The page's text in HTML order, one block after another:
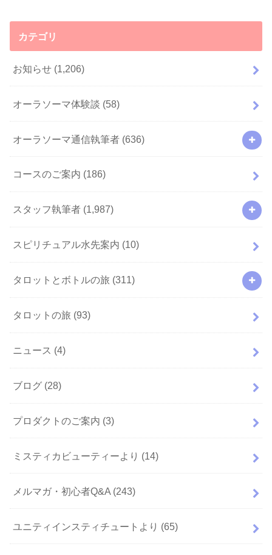
カテゴリ
お知らせ (1,206)
オーラソーマ体験談 (58)
オーラソーマ通信執筆者 (636)
コースのご案内 (186)
スタッフ執筆者 (1,987)
スピリチュアル水先案内 (10)
タロットとボトルの旅 (311)
タロットの旅 (93)
ニュース (4)
ブログ (28)
プロダクトのご案内 (3)
ミスティカビューティーより (14)
メルマガ・初心者Q&A (243)
ユニティインスティチュートより (65)